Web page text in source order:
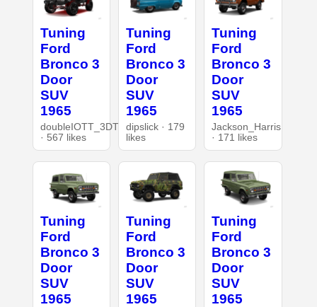
Tuning
Ford
Bronco 3
Door
SUV
1965
doubleIOTT_3DT
· 567 likes
Tuning
Ford
Bronco 3
Door
SUV
1965
dipslick · 179
likes
Tuning
Ford
Bronco 3
Door
SUV
1965
Jackson_Harris
· 171 likes
Tuning
Ford
Bronco 3
Door
SUV
1965
Tuning
Ford
Bronco 3
Door
SUV
1965
Tuning
Ford
Bronco 3
Door
SUV
1965